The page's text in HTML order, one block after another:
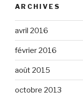
ARCHIVES
avril 2016
février 2016
août 2015
octobre 2013